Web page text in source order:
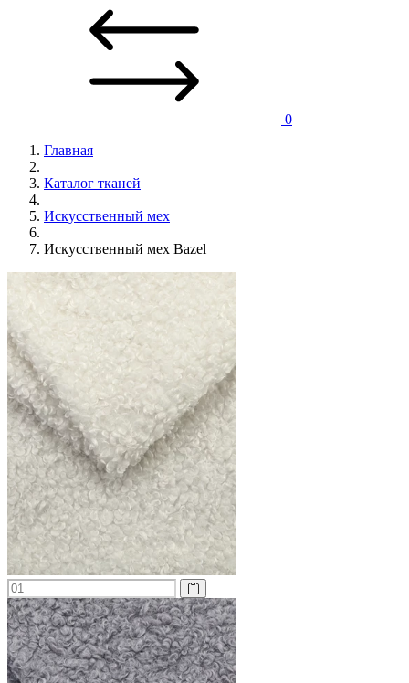
0
Главная
Каталог тканей
Искусственный мех
Искусственный мех Bazel